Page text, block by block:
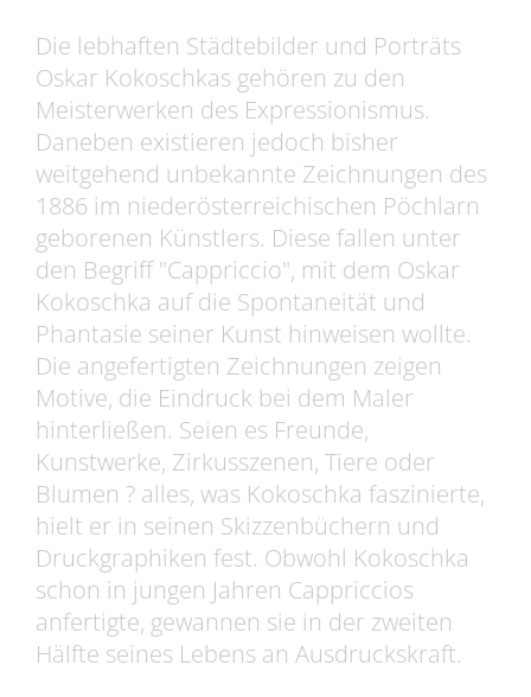
Die lebhaften Städtebilder und Porträts
Oskar Kokoschkas gehören zu den
Meisterwerken des Expressionismus.
Daneben existieren jedoch bisher
weitgehend unbekannte Zeichnungen des
1886 im niederösterreichischen Pöchlarn
geborenen Künstlers. Diese fallen unter
den Begriff "Cappriccio", mit dem Oskar
Kokoschka auf die Spontaneität und
Phantasie seiner Kunst hinweisen wollte.
Die angefertigten Zeichnungen zeigen
Motive, die Eindruck bei dem Maler
hinterließen. Seien es Freunde,
Kunstwerke, Zirkusszenen, Tiere oder
Blumen ? alles, was Kokoschka faszinierte,
hielt er in seinen Skizzenbüchern und
Druckgraphiken fest. Obwohl Kokoschka
schon in jungen Jahren Cappriccios
anfertigte, gewannen sie in der zweiten
Hälfte seines Lebens an Ausdruckskraft.